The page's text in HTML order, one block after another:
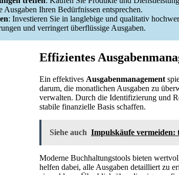
Ausgaben Ihren Bedürfnissen entsprechen.
: Investieren Sie in langlebige und qualitativ
und verringert überflüssige Ausgaben.
Effizientes
Ein effektives Ausgabenmanagement
darum, die monatlichen Ausgaben zu
verwalten. Durch die Identifizierung und
stabile finanzielle Basis schaffen.
Siehe auch Impulskäufe vermeiden:
Moderne Buchhaltungstools bieten
helfen dabei, alle Ausgaben detailliert zu